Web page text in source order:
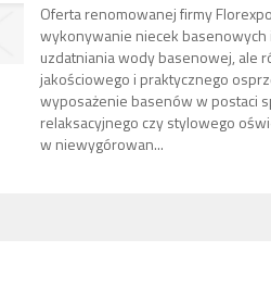
Oferta renomowanej firmy
wykonywanie niecek
uzdatniania wody basenowej, ale
jakościowego i praktycznego
wyposażenie basenów w postaci
relaksacyjnego czy stylowego
w niewygórowan...